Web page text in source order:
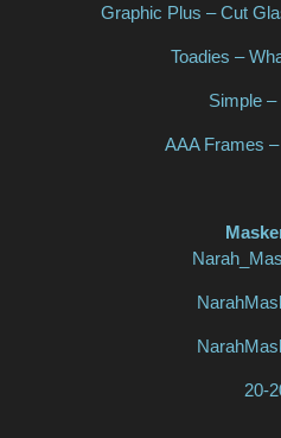
Graphic Plus – Cut
Toadies –
Simple –
AAA Frames
20-